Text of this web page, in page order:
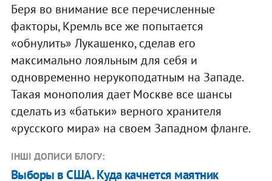
Беря во внимание все перечисленные
факторы, Кремль все же попытается
«обнулить» Лукашенко, сделав его
максимально лояльным для себя и
одновременно нерукоподатным на Западе.
Такая монополия дает Москве все шансы
сделать из «батьки» верного хранителя
«русского мира» на своем Западном фланге.
ІНШІ ДОПИСИ БЛОГУ:
Выборы в США. Куда качнется маятник